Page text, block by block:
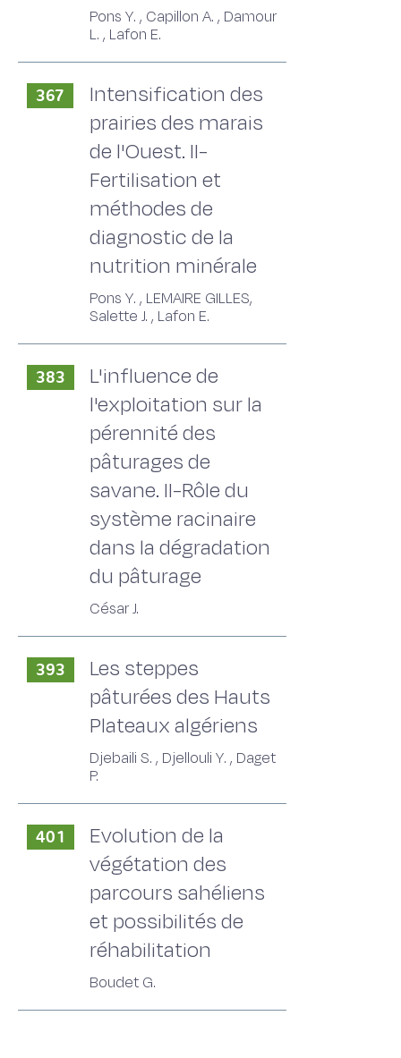
Pons Y. , Capillon A. , Damour
L. , Lafon E.
367
Intensification des
prairies des marais
de l'Ouest. II-
Fertilisation et
méthodes de
diagnostic de la
nutrition minérale
Pons Y. , LEMAIRE GILLES,
Salette J. , Lafon E.
383
L'influence de
l'exploitation sur la
pérennité des
pâturages de
savane. II-Rôle du
système racinaire
dans la dégradation
du pâturage
César J.
393
Les steppes
pâturées des Hauts
Plateaux algériens
Djebaili S. , Djellouli Y. , Daget
P.
401
Evolution de la
végétation des
parcours sahéliens
et possibilités de
réhabilitation
Boudet G.